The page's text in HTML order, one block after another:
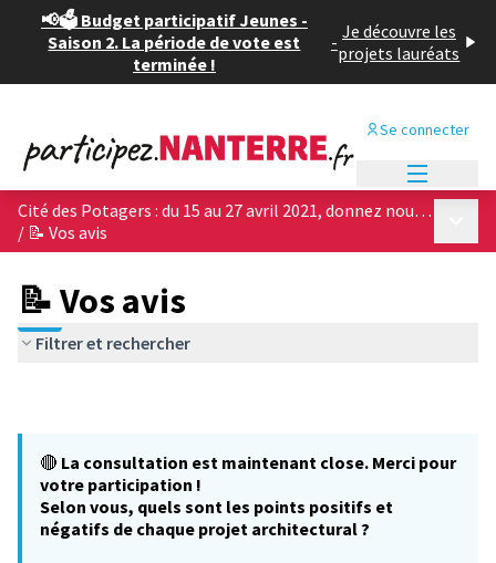
📢🗳️ Budget participatif Jeunes -
Saison 2. La période de vote est
terminée !
- Je découvre les
projets lauréats
Se connecter
Cité des Potagers : du 15 au 27 avril 2021, donnez nous votre avis sur les 4 projets architecturaux !
/ 📝 Vos avis
📝 Vos avis
Filtrer et rechercher
🔴 La consultation est maintenant close. Merci pour
votre participation !
Selon vous, quels sont les points positifs et
négatifs de chaque projet architectural ?